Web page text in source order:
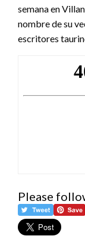
semana en
nombre de su
escritores
Please